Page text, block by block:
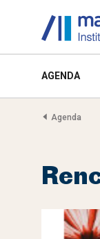
AGENDA
Agenda